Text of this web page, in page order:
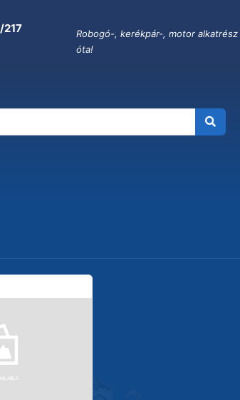
217
Robogó-, kerékpár-, motor
óta!